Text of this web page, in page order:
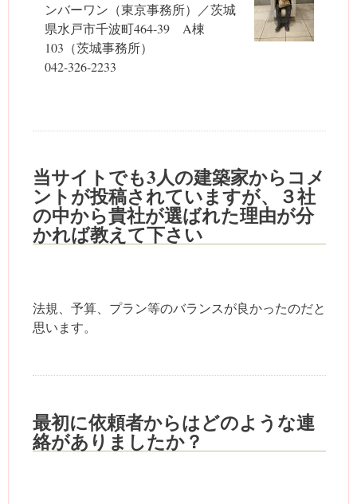
ンバーワン（東京事務所）／茨城
県水戸市千波町464-39 A棟
103（茨城事務所）
042-326-2233
当サイトでも3人の建築家からコメ
ントが投稿されていますが、３社
の中から貴社が選ばれた理由が分
かれば教えて下さい
法規、予算、プラン等のバランスが良かったのだと
思います。
最初に依頼者からはどのような連
絡がありましたか？